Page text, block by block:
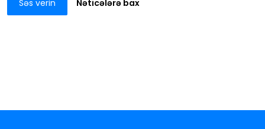
Səs verin Nəticələrə bax